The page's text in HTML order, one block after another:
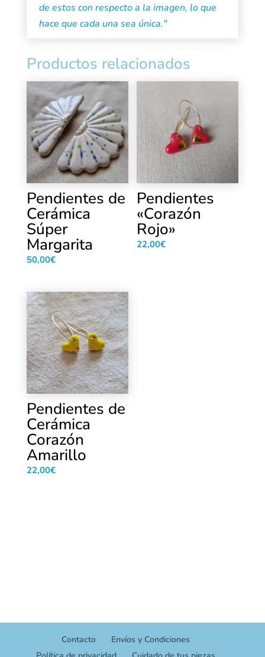
de estos con respecto a la imagen, lo que
hace que cada una sea única."
Productos relacionados
Pendientes de
Cerámica
Súper
Margarita
50,00€
Pendientes
«Corazón
Rojo»
22,00€
Pendientes de
Cerámica
Corazón
Amarillo
22,00€
Contacto
Envíos y Condiciones